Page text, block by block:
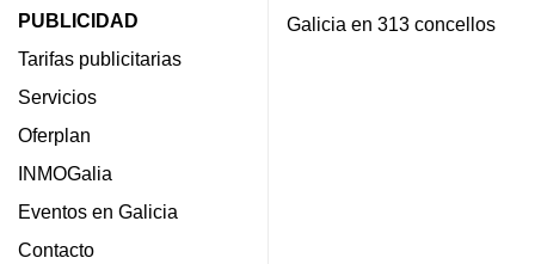
PUBLICIDAD
Tarifas publicitarias
Servicios
Oferplan
INMOGalia
Eventos en Galicia
Contacto
Galicia en 313 concellos